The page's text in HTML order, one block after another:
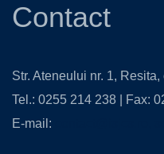
Contact
Str. Ateneului nr. 1,
Tel.: 0255 214 238 | Fax:
E-mail: